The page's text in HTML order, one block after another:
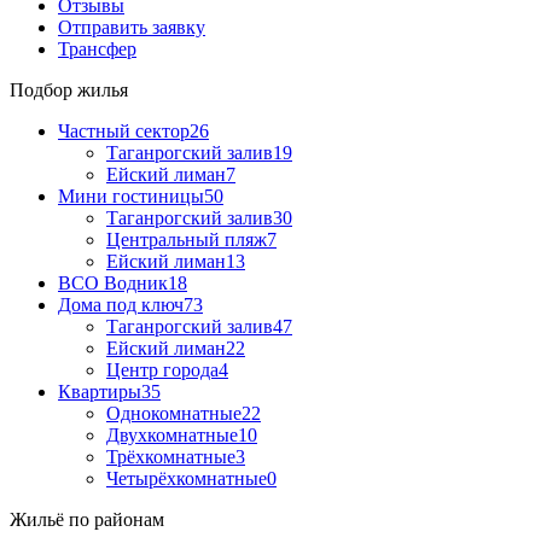
Отзывы
Отправить заявку
Трансфер
Подбор жилья
Частный сектор26
Таганрогский залив19
Ейский лиман7
Мини гостиницы50
Таганрогский залив30
Центральный пляж7
Ейский лиман13
ВСО Водник18
Дома под ключ73
Таганрогский залив47
Ейский лиман22
Центр города4
Квартиры35
Однокомнатные22
Двухкомнатные10
Трёхкомнатные3
Четырёхкомнатные0
Жильё по районам